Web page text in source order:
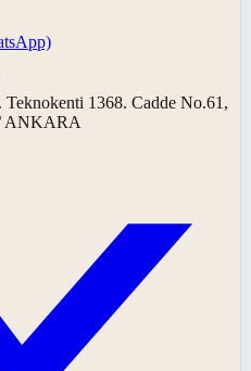
1368. Cadde No.61,
ANKARA